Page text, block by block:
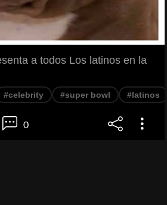
a todos Los latinos en la
#celebrity #super bowl #latinos
0